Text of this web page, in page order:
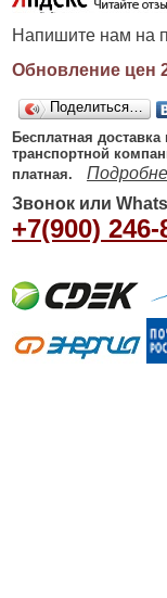
Напишите нам на
Обновление цен
Поделиться…
Бесплатная
транспортной
платная.
Звонок или
+7(900) 246-